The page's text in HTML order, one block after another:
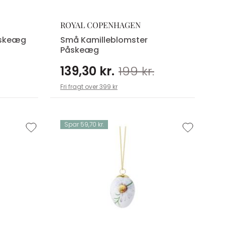
ROYAL COPENHAGEN
Små Kamilleblomster
Påskeæg
139,30 kr. 199 kr.
Fri fragt over 399 kr
Spar 59,70 kr.